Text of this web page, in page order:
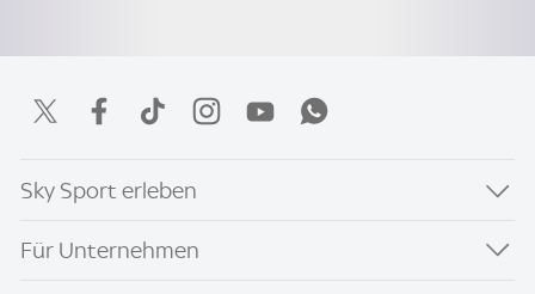
Sky Sport erleben
Für Unternehmen